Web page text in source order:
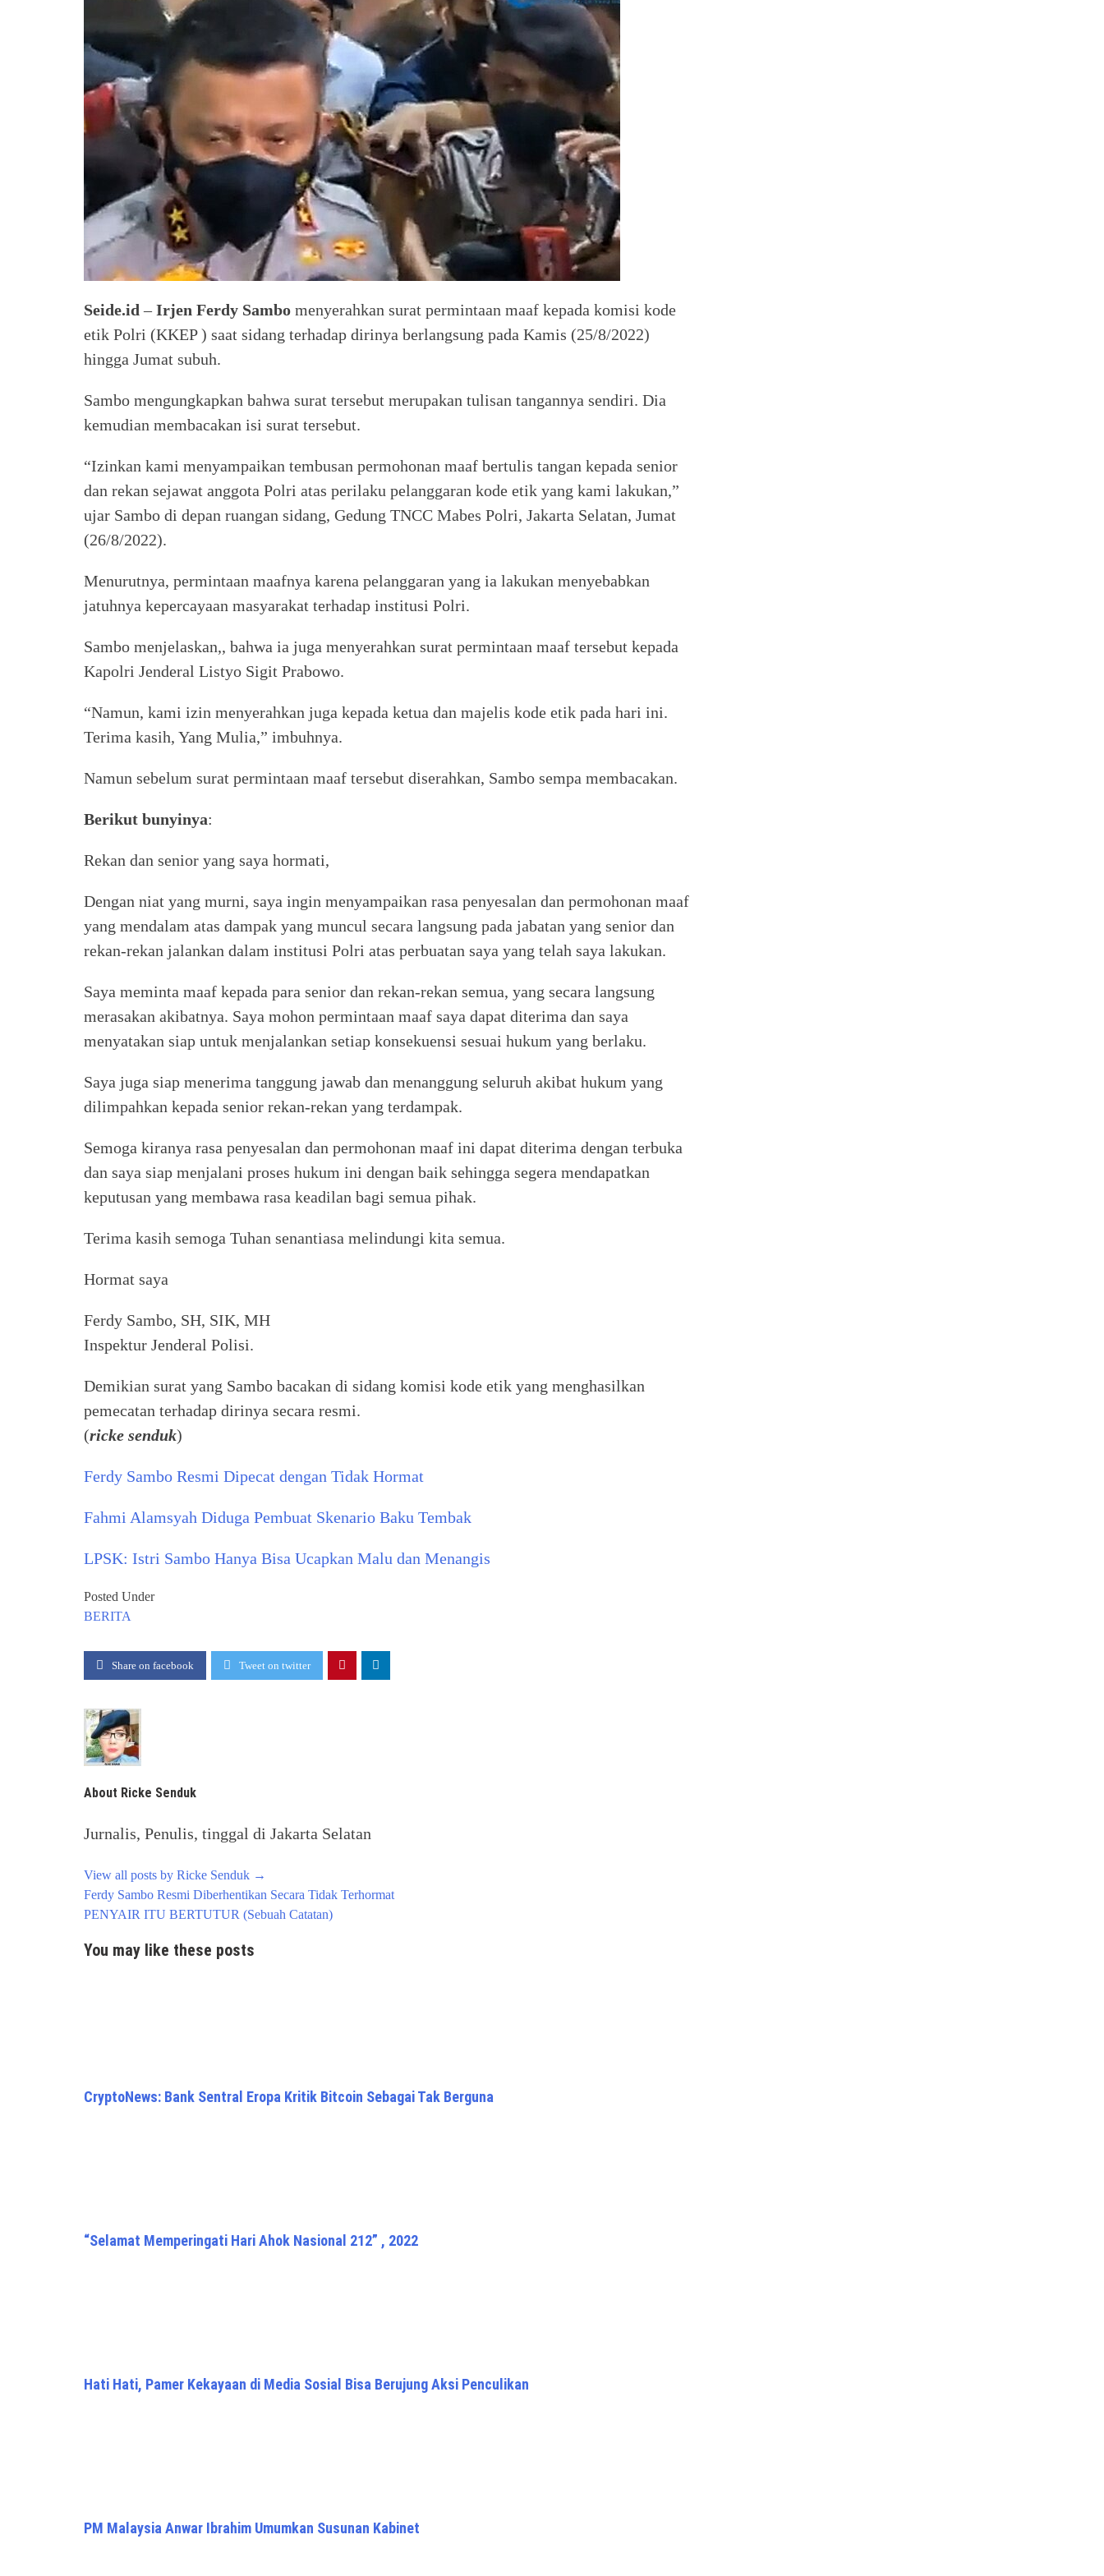
Seide.id –Irjen Ferdy Sambo menyerahkan surat permintaan maaf kepada komisi kode
etik Polri (KKEP ) saat sidang terhadap dirinya berlangsung pada Kamis (25/8/2022)
hingga Jumat subuh.
Sambo mengungkapkan bahwa surat tersebut merupakan tulisan tangannya sendiri. Dia
kemudian membacakan isi surat tersebut.
“Izinkan kami menyampaikan tembusan permohonan maaf bertulis tangan kepada senior
dan rekan sejawat anggota Polri atas perilaku pelanggaran kode etik yang kami lakukan,”
ujar Sambo di depan ruangan sidang, Gedung TNCC Mabes Polri, Jakarta Selatan, Jumat
(26/8/2022).
Menurutnya, permintaan maafnya karena pelanggaran yang ia lakukan menyebabkan
jatuhnya kepercayaan masyarakat terhadap institusi Polri.
Sambo menjelaskan,, bahwa ia juga menyerahkan surat permintaan maaf tersebut kepada
Kapolri Jenderal Listyo Sigit Prabowo.
“Namun, kami izin menyerahkan juga kepada ketua dan majelis kode etik pada hari ini.
Terima kasih, Yang Mulia,” imbuhnya.
Namun sebelum surat permintaan maaf tersebut diserahkan, Sambo sempa membacakan.
Berikut bunyinya:
Rekan dan senior yang saya hormati,
Dengan niat yang murni, saya ingin menyampaikan rasa penyesalan dan permohonan maaf
yang mendalam atas dampak yang muncul secara langsung pada jabatan yang senior dan
rekan-rekan jalankan dalam institusi Polri atas perbuatan saya yang telah saya lakukan.
Saya meminta maaf kepada para senior dan rekan-rekan semua, yang secara langsung
merasakan akibatnya. Saya mohon permintaan maaf saya dapat diterima dan saya
menyatakan siap untuk menjalankan setiap konsekuensi sesuai hukum yang berlaku.
Saya juga siap menerima tanggung jawab dan menanggung seluruh akibat hukum yang
dilimpahkan kepada senior rekan-rekan yang terdampak.
Semoga kiranya rasa penyesalan dan permohonan maaf ini dapat diterima dengan terbuka
dan saya siap menjalani proses hukum ini dengan baik sehingga segera mendapatkan
keputusan yang membawa rasa keadilan bagi semua pihak.
Terima kasih semoga Tuhan senantiasa melindungi kita semua.
Hormat saya
Ferdy Sambo, SH, SIK, MH
Inspektur Jenderal Polisi.
Demikian surat yang Sambo bacakan di sidang komisi kode etik yang menghasilkan
pemecatan terhadap dirinya secara resmi.
(ricke senduk)
Ferdy Sambo Resmi Dipecat dengan Tidak Hormat
Fahmi Alamsyah Diduga Pembuat Skenario Baku Tembak
LPSK: Istri Sambo Hanya Bisa Ucapkan Malu dan Menangis
Posted Under
BERITA
Share on facebook Tweet on twitter
About Ricke Senduk
Jurnalis, Penulis, tinggal di Jakarta Selatan
View all posts by Ricke Senduk →
Post
navigation
Ferdy Sambo Resmi Diberhentikan Secara Tidak Terhormat
PENYAIR ITU BERTUTUR (Sebuah Catatan)
You may like these posts
CryptoNews: Bank Sentral Eropa Kritik Bitcoin Sebagai Tak Berguna
“Selamat Memperingati Hari Ahok Nasional 212” , 2022
Hati Hati, Pamer Kekayaan di Media Sosial Bisa Berujung Aksi Penculikan
PM Malaysia Anwar Ibrahim Umumkan Susunan Kabinet